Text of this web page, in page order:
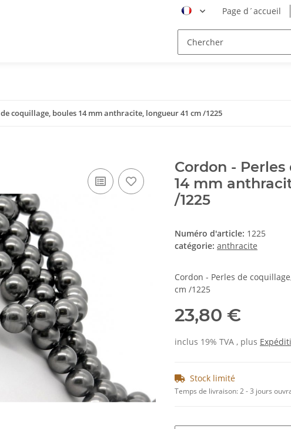
Page d´accueil
coquillage, boules 14 mm anthracite, longueur 41 cm /1225
Cordon -
14 mm
/1225
Numéro d'article: 1225
catégorie: anthracite
Cordon - Perles de
cm /1225
23,80 €
inclus 19% TVA , plus
Stock limité
Temps de livraison:2 - 3 jours